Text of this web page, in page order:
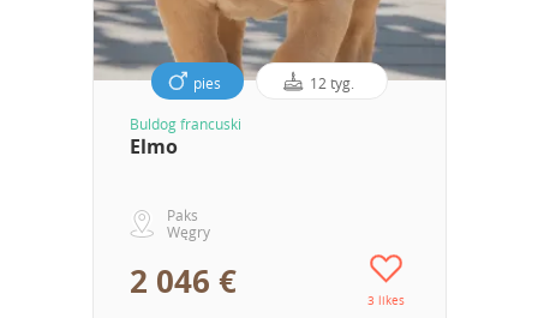
pies 12 tyg.
Buldog francuski
Elmo
Paks
Węgry
2 046 € 3 likes